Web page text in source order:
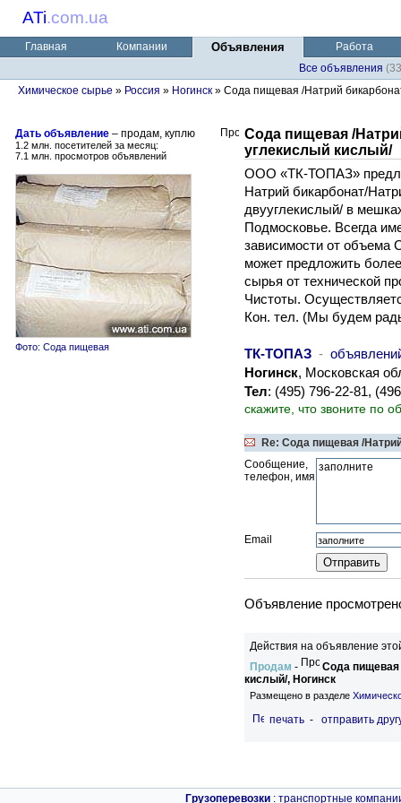
ATi.com.ua
Главная Компании Объявления
Работа
Все объявления
Химическое сырье » Россия » Ногинск » Сода пищевая /Натрий
Дать объявление – продам, куплю
1.2 млн. посетителей за месяц:
7.1 млн. просмотров объявлений
Фото: Сода пищевая
Сода пищевая /
углекислый кислый/
ООО «ТК-ТОПАЗ»
Натрий бикарбонат/
двууглекислый/ в
Подмосковье. Всегда
зависимости от объема
может предложить
сырья от технической
Чистоты.
Кон. тел. (Мы будем
ТК-ТОПАЗ -
Ногинск, Московская
Тел: (495) 796-22-81,
скажите, что звоните по
Re: Сода пищевая /
Сообщение,
телефон, имя
Email
Объявление
Действия на объявление
Продам -
Сода пищевая
кислый/, Ногинск
Размещено в разделе
печать - отправить
Грузоперевозки : транспортные